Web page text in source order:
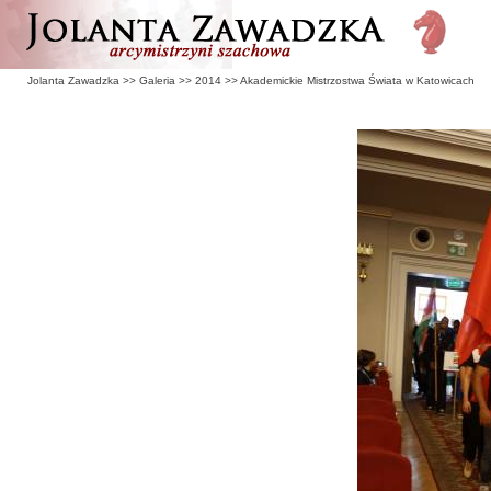
Jolanta Zawadzka >> Galeria >> 2014 >>Akademickie Mistrzostwa Świata w Katowicach